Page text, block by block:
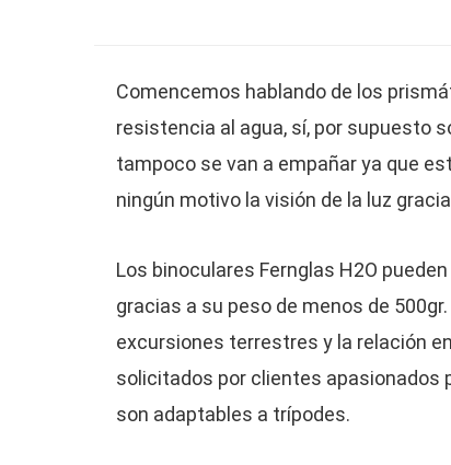
Comencemos hablando de los
resistencia al agua, sí, por supuesto
tampoco se van a empañar ya que
ningún motivo la visión de la luz
Los binoculares Fernglas H2O
gracias a su peso de menos de
excursiones terrestres y la relación
solicitados por clientes apasionados
son adaptables a trípodes.